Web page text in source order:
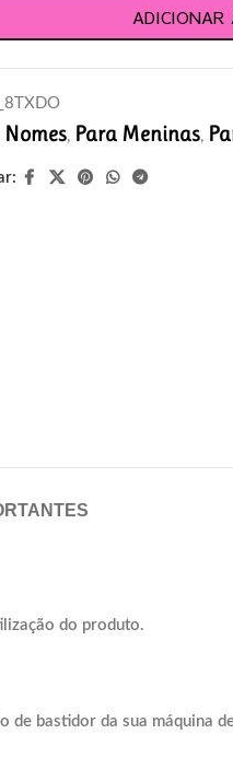
ADICIONAR
Nomes, Para Meninas,
do produto.
bastidor da sua máquina